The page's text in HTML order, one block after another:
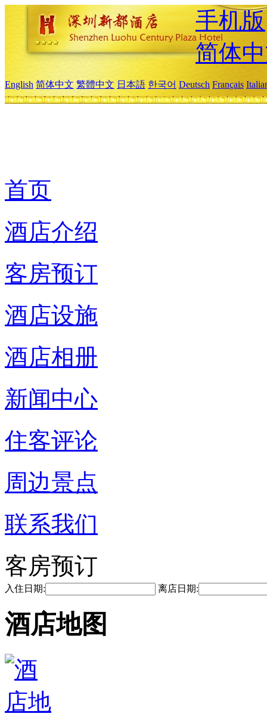
手机版
简体
English 简体中文 繁體中文 日本語 한국어 Deutsch Français
首页
酒店介绍
客房预订
酒店设施
酒店相册
新闻中心
住客评论
周边景点
联系我们
客房预订
入住日期: 离店日期:
酒店地图